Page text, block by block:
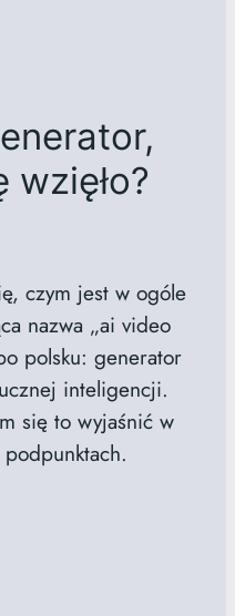
wzięło?
czym jest w ogóle
nazwa „ai video
polsku: generator
inteligencji.
się to wyjaśnić w